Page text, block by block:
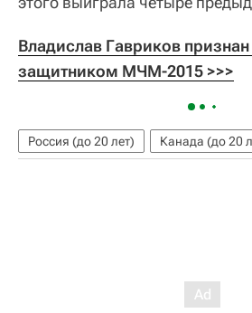
Владислав Гавриков
защитником МЧМ-2015 >>>
Россия (до 20 лет) Канада (до 20